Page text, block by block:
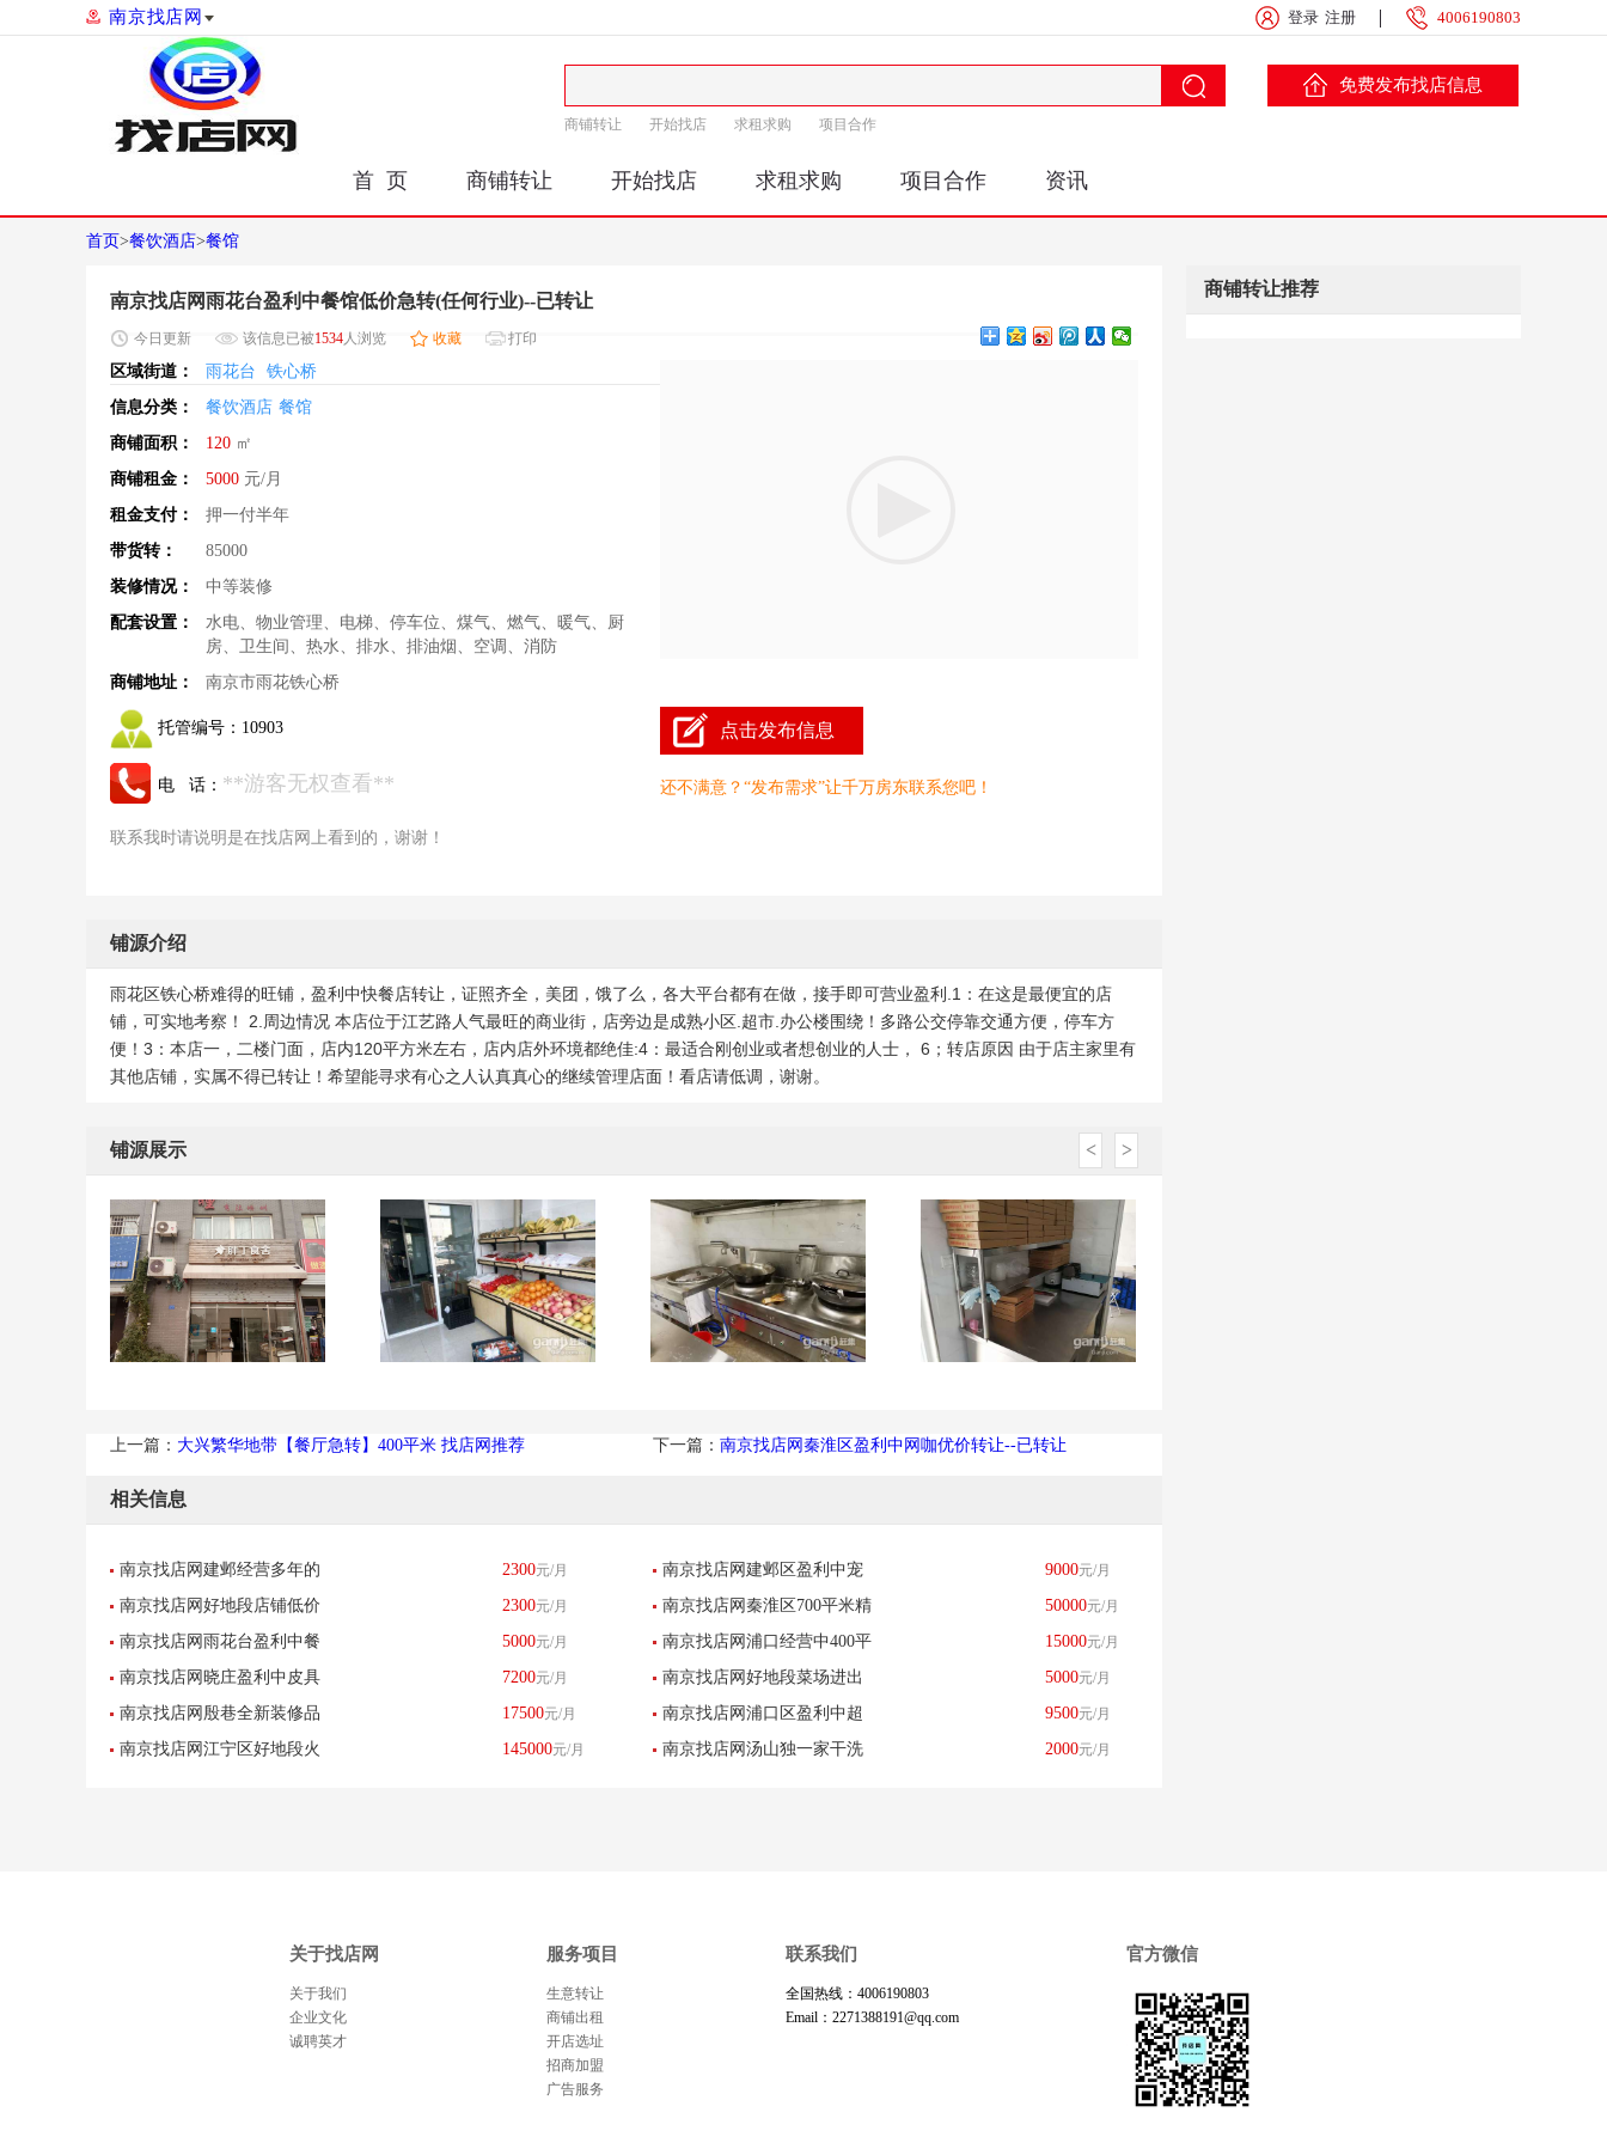
南京找店网 登录 注册 4006190803
商铺转让 开始找店 求租求购 项目合作
免费发布找店信息
首 页 商铺转让 开始找店 求租求购 项目合作 资讯
首页>餐饮酒店>餐馆
南京找店网雨花台盈利中餐馆低价急转(任何行业)--已转让
今日 更新 该信息已被1534人浏览 收藏 打印
区域街道： 雨花台
铁心桥
信息分类：
餐饮酒店 餐馆
商铺面积：
120 ㎡
商铺租金：
5000 元/月
租金支付：
押一付半年
带货转：
85000
装修情况：
中等装修
配套设置：
水电、物业管理、电梯、停车位、煤气、燃气、暖气、厨
房、卫生间、热水、排水、排油烟、空调、消防
商铺地址：
南京市雨花铁心桥
托管编号： 10903
电 话： **游客无权查看**
联系我时请说明是在找店网上看到的，谢谢！
点击发布信息
还不满意？“发布需求”让千万房东联系您吧！
铺源介绍
雨花区铁心桥难得的旺铺，盈利中快餐店转让，证照齐全，美团，饿了么，各大平台都有在做，接手即可营业盈利.1：在这是最便宜的店
铺，可实地考察！ 2.周边情况 本店位于江艺路人气最旺的商业街，店旁边是成熟小区.超市.办公楼围绕！多路公交停靠交通方便，停车方
便！3：本店一，二楼门面，店内120平方米左右，店内店外环境都绝佳:4：最适合刚创业或者想创业的人士， 6；转店原因 由于店主家里有
其他店铺，实属不得已转让！希望能寻求有心之人认真真心的继续管理店面！看店请低调，谢谢。
铺源展示 < >
上一篇： 大兴繁华地带【餐厅急转】400平米 找店网推荐 下一篇： 南京找店网秦淮区盈利中网咖优价转让--已转让
相关信息
南京找店网建邺经营多年的
图文店转让--已转让
2300元/月 南京找店网建邺区盈利中宠
物店低价转让--已转让
9000元/月
南京找店网好地段店铺低价
转让《适合任何行业》--已转
2300元/月 南京找店网秦淮区700平米精
装饭店优价转让--已转让
50000元/月
南京找店网雨花台盈利中餐
馆低价急转(任何行业)--已转
5000元/月 南京找店网浦口经营中400平
方生活超市低价转让--已转让
15000元/月
南京找店网晓庄盈利中皮具
护理店低价转让--已转让
7200元/月 南京找店网好地段菜场进出
口位置卤菜店低价转让--已转
5000元/月
南京找店网殷巷全新装修品
牌餐饮店转让--已转让
17500元/月 南京找店网浦口区盈利中超
市加生鲜优价转让--已转让
9500元/月
南京找店网江宁区好地段火 145000元/月 南京找店网汤山独一家干洗 2000元/月
商铺转让推荐
关于找店网
关于我们
企业文化
诚聘英才
服务项目
生意转让
商铺出租
开店选址
招商加盟
广告服务
联系我们
全国热线：4006190803
Email：2271388191@qq.com
官方微信